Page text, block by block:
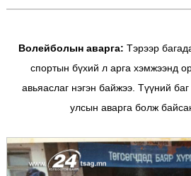
Волейболын аварга: Тэрээр
спортын бүхий л арга хэмжээнд
авьяаслаг нэгэн байжээ. Түүний
улсын аварга болж